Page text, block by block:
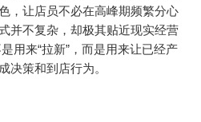
，让店员不必在高峰期频繁分心
并不复杂，却极其贴近现实经营
用来“拉新”，而是用来让已经产
决策和到店行为。